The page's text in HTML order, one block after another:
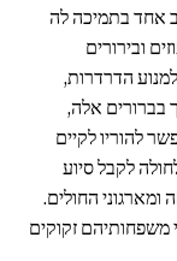
בתמיכה לה
ובירורים
הדרדרות,
אלה,
לקיים
לקבל סיוע
החולים.
זקוקים